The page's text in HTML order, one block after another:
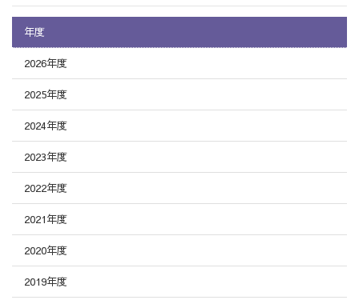
年度
2026年度
2025年度
2024年度
2023年度
2022年度
2021年度
2020年度
2019年度